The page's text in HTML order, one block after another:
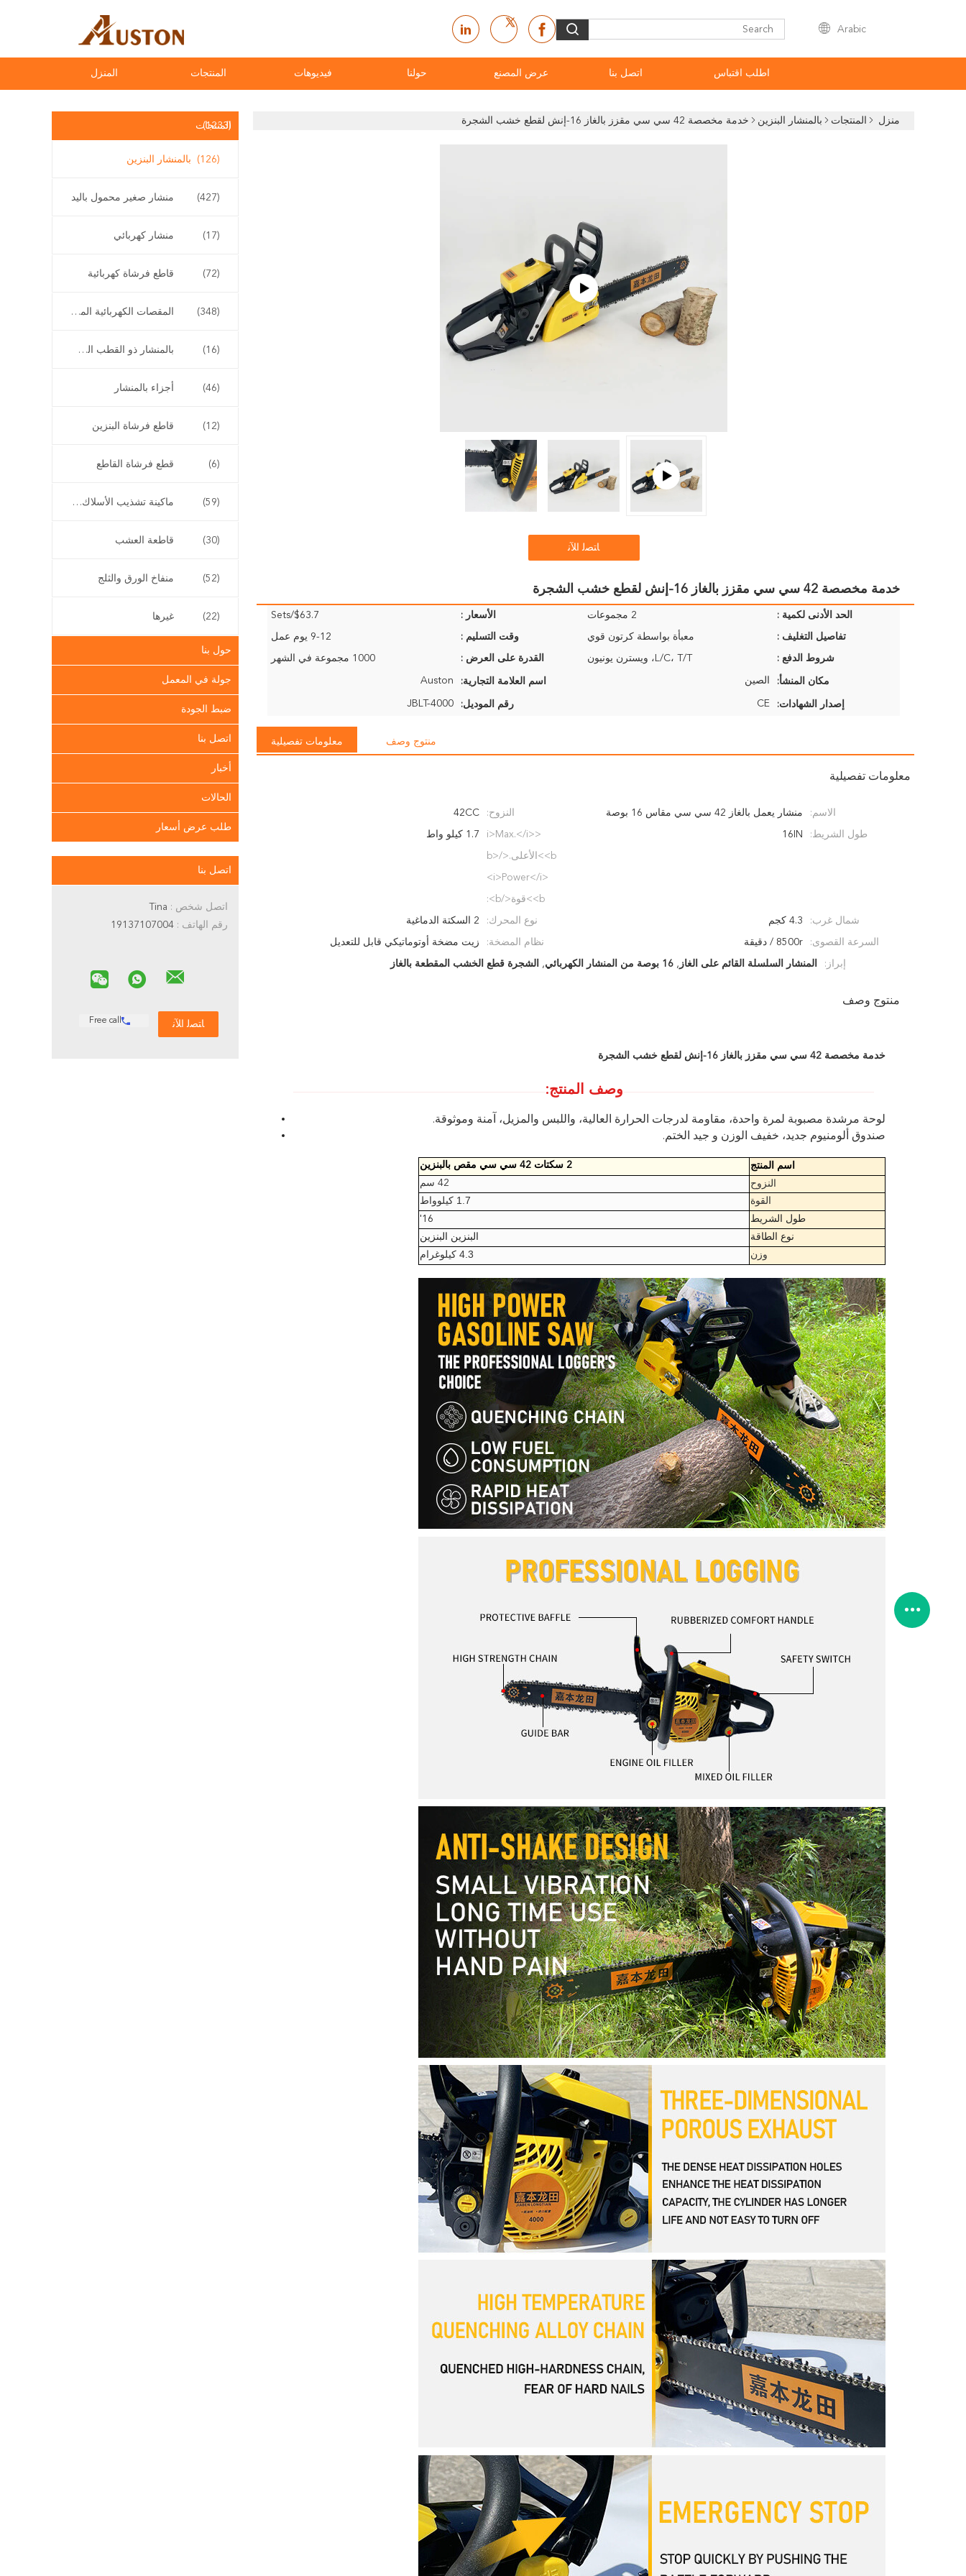
Arabic
المنزل المنتجات فيديوهات حولنا عرض المصنع اتصل بنا اطلب اقتباس
المنتجات(1233)
بالمنشار البنزين (126)
منشار صغير محمول باليد (427)
منشار كهربائي (17)
قاطع فرشاة كهربائية (72)
المقصات الكهربائية المقلم (348)
بالمنشار ذو القطب الطويل (16)
أجزاء بالمنشار (46)
قاطع فرشاة البنزين (12)
قطع فرشاة القاطع (6)
ماكينة تشذيب الأسلاك اللاسلكية (59)
قاطعة العشب (30)
منفاخ الورق والثلج (52)
غيرها (22)
حول بنا
جولة في المعمل
ضبط الجودة
اتصل بنا
أخبار
الحالات
طلب عرض أسعار
اتصل بنا
اتصل شخص :
رقم الهاتف :
Free call
منزل المنتجات بالمنشار البنزين خدمة مخصصة 42 سي سي مقزز بالغاز 16-إنش لقطع خشب الشجرة
ﺎﺘﺼﻟ ﺍﻶﻧ
خدمة مخصصة 42 سي سي مقزز بالغاز 16-إنش لقطع خشب الشجرة
الحد الأدنى لكمية : 2 مجموعات الأسعار : $63.7/Sets
تفاصيل التغليف : معبأة بواسطة كرتون قوي وقت التسليم : 9-12 يوم عمل
شروط الدفع : L/C، T/T، ويسترن يونيون القدرة على العرض : 1000 مجموعة في الشهر
مكان المنشأ: الصين اسم العلامة التجارية: Auston
إصدار الشهادات: CE رقم الموديل: JBLT-4000
معلومات تفصيلية منتوج وصف
معلومات تفصيلية
الاسم: منشار يعمل بالغاز 42 سي سي مقاس 16 بوصة النزوح: 42CC
طول الشريط: 16IN
<i>Max.</i>
<b>الأعلى.</b>
<i>Power</i>
<b>قوة</b>:
1.7 كيلو واط
شمال غرب: 4.3 كجم نوع المحرك: 2 السكتة الدماغية
السرعة القصوى: 8500r / دقيقة نظام المضخة: زيت مضخة أوتوماتيكي قابل للتعديل
إبراز: المنشار السلسلة القائم على الغاز , 16 بوصة من المنشار الكهربائي , الشجرة قطع الخشب المقطعة بالغاز
منتوج وصف
خدمة مخصصة 42 سي سي مقزز بالغاز 16-إنش لقطع خشب الشجرة
وصف المنتج:
لوحة مرشدة مصبوبة لمرة واحدة، مقاومة لدرجات الحرارة العالية، واللبس والمزيل، آمنة وموثوقة.
صندوق ألومنيوم جديد، خفيف الوزن و جيد الختم.
اسم المنتج 2 سكتات 42 سي سي مقص بالبنزين
النزوح 42 سم
القوة 1.7 كيلوواط
طول الشريط
16'
نوع الطاقة
البنزين البنزين
وزن 4.3 كيلوغرام